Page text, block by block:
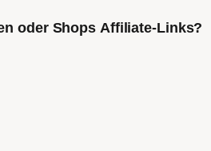
oder Shops Affiliate-Links?